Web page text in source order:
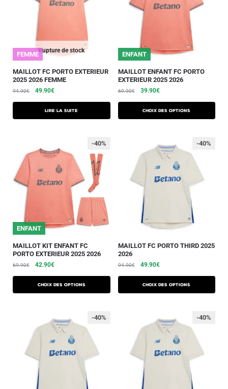
Rupture de stock
FEMME
MAILLOT FC PORTO EXTERIEUR
2025 2026 FEMME
94.90€ 49.90€
Lire la suite
ENFANT
MAILLOT ENFANT FC PORTO
EXTERIEUR 2025 2026
69.90€ 39.90€
Choix des options
ENFANT
-40%
MAILLOT KIT ENFANT FC
PORTO EXTERIEUR 2025 2026
69.90€ 42.90€
Choix des options
-40%
MAILLOT FC PORTO THIRD 2025
2026
94.90€ 49.90€
Choix des options
-40% -40%